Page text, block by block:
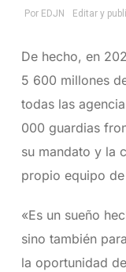
De hecho, en
5 600 millones
todas las
000 guardias
su mandato y la
propio equipo
«Es un sueño
sino también
la oportunidad